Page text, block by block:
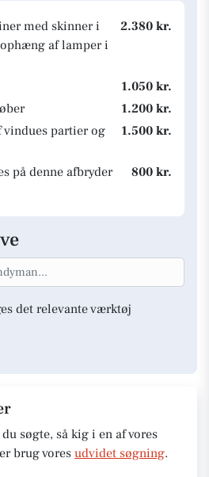
med skinner i
af lamper i
2.380 kr.
1.050 kr.
1.200 kr.
vindues partier og
1.500 kr.
på denne afbryder
800 kr.
det relevante værktøj
søgte, så kig i en af vores
brug vores udvidet søgning.